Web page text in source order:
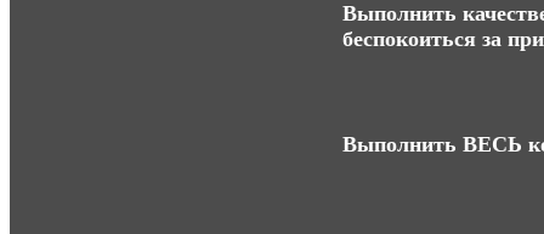
Выполнить
беспокоиться за
Выполнить ВЕСЬ